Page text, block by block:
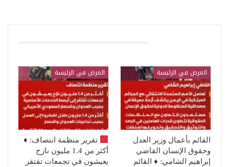
العرض في الرئيسة
القائم بأعمال وزير العدل
وحقوق الإنسان القاضي
إبراهيم الشامي: ♦️ القائم
العرض في الرئيسة
تقرير منظمة انتصاف: ♦️
أكثر من 1.4 مليون نازح
يعيشون في تجمعات تفتقر